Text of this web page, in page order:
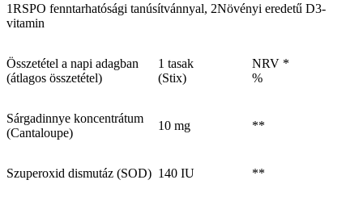
1RSPO fenntarhatósági tanúsítvánnyal, 2Növényi eredetű D3-
vitamin
Összetétel a napi adagban
(átlagos összetétel)
1 tasak
(Stix)
NRV *
%
Sárgadinnye koncentrátum
(Cantaloupe)
10 mg **
Szuperoxid dismutáz (SOD) 140 IU **